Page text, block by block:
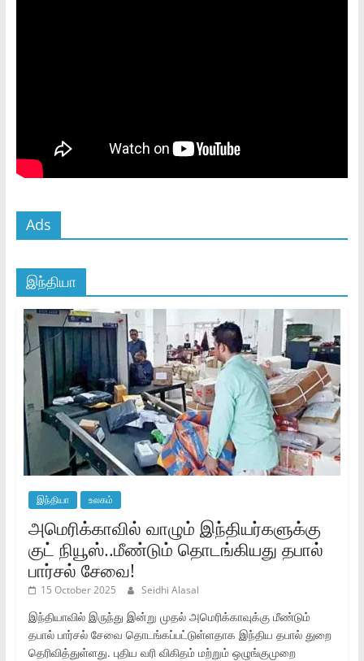
Ads
இந்தியா
இந்தியா உலகம்
அமெரிக்காவில் வாழும் இந்தியர்களுக்கு
குட் நியூஸ்..மீண்டும் தொடங்கியது தபால்
பார்சல் சேவை!
15 October 2025 Seidhi Alasal
இந்தியாவில் இருந்து இன்று முதல் அமெரிக்காவுக்கு மீண்டும்
தபால் பார்சல் சேவை தொடங்கப்பட்டுள்ளதாக இந்திய தபால் துறை
தெரிவித்துள்ளது. புதிய வரி விகிதம் மற்றும் ஒழுங்குமுறை